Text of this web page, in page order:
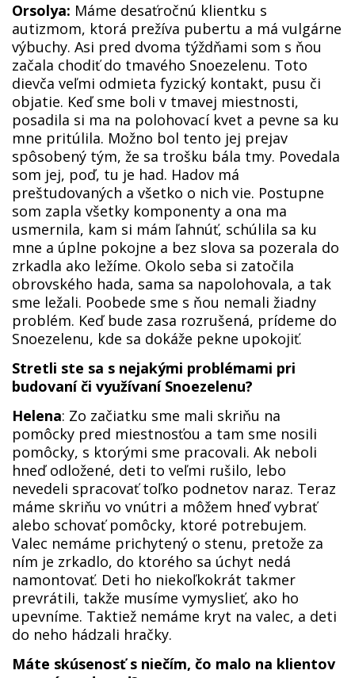
Orsolya: Máme desaťročnú klientku s
autizmom, ktorá prežíva pubertu a má vulgárne
výbuchy. Asi pred dvoma týždňami som s ňou
začala chodiť do tmavého Snoezelenu. Toto
dievča veľmi odmieta fyzický kontakt, pusu či
objatie. Keď sme boli v tmavej miestnosti,
posadila si ma na polohovací kvet a pevne sa ku
mne pritúlila. Možno bol tento jej prejav
spôsobený tým, že sa trošku bála tmy. Povedala
som jej, poď, tu je had. Hadov má
preštudovaných a všetko o nich vie. Postupne
som zapla všetky komponenty a ona ma
usmernila, kam si mám ľahnúť, schúlila sa ku
mne a úplne pokojne a bez slova sa pozerala do
zrkadla ako ležíme. Okolo seba si zatočila
obrovského hada, sama sa napolohovala, a tak
sme ležali. Poobede sme s ňou nemali žiadny
problém. Keď bude zasa rozrušená, prídeme do
Snoezelenu, kde sa dokáže pekne upokojiť.
Stretli ste sa s nejakými problémami pri
budovaní či využívaní Snoezelenu?
Helena: Zo začiatku sme mali skriňu na
pomôcky pred miestnosťou a tam sme nosili
pomôcky, s ktorými sme pracovali. Ak neboli
hneď odložené, deti to veľmi rušilo, lebo
nevedeli spracovať toľko podnetov naraz. Teraz
máme skriňu vo vnútri a môžem hneď vybrať
alebo schovať pomôcky, ktoré potrebujem.
Valec nemáme prichytený o stenu, pretože za
ním je zrkadlo, do ktorého sa úchyt nedá
namontovať. Deti ho niekoľkokrát takmer
prevrátili, takže musíme vymyslieť, ako ho
upevníme. Taktiež nemáme kryt na valec, a deti
do neho hádzali hračky.
Máte skúsenosť s niečím, čo malo na klientov